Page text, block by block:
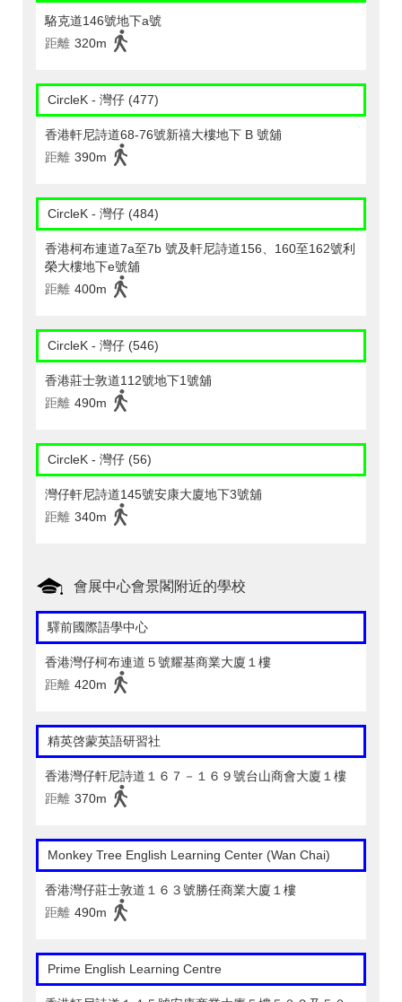
駱克道146號地下a號
距離 320m
CircleK - 灣仔 (477)
香港軒尼詩道68-76號新禧大樓地下 B 號舖
距離 390m
CircleK - 灣仔 (484)
香港柯布連道7a至7b 號及軒尼詩道156、160至162號利
榮大樓地下e號舖
距離 400m
CircleK - 灣仔 (546)
香港莊士敦道112號地下1號舖
距離 490m
CircleK - 灣仔 (56)
灣仔軒尼詩道145號安康大廈地下3號舖
距離 340m
會展中心會景閣附近的學校
驛前國際語學中心
香港灣仔柯布連道５號耀基商業大廈１樓
距離 420m
精英啓蒙英語研習社
香港灣仔軒尼詩道１６７－１６９號台山商會大廈１樓
距離 370m
Monkey Tree English Learning Center (Wan Chai)
香港灣仔莊士敦道１６３號勝任商業大廈１樓
距離 490m
Prime English Learning Centre